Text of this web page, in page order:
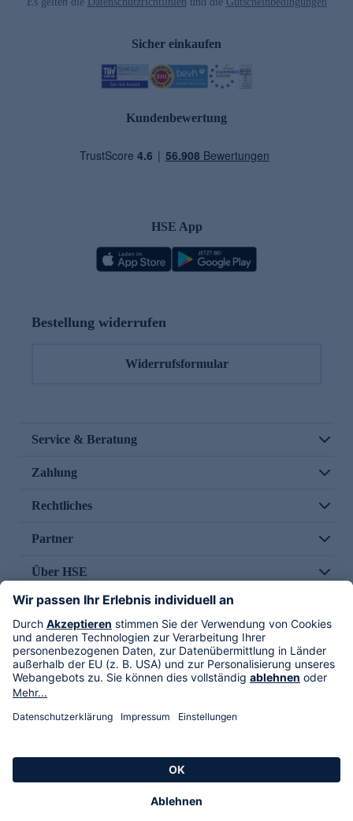
Sicher einkaufen
Kundenbewertung
HSE App
Bestellung widerrufen
Widerrufsformular
Service & Beratung
Zahlung
Rechtliches
Partner
Über HSE
Im TV
HSE International